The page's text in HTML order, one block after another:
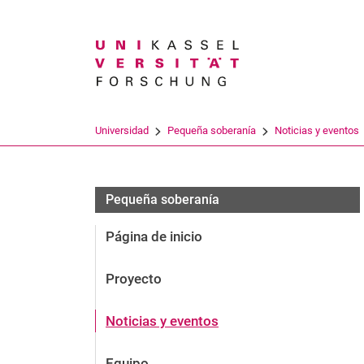
Universidad Pequeña soberanía Noticias y eventos
Forschung
Pequeña soberanía
Página de inicio
Proyecto
Noticias y eventos